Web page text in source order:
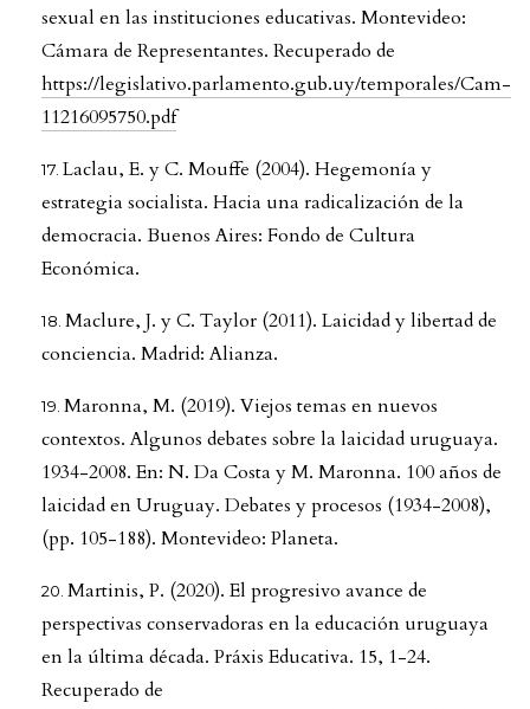
sexual en las instituciones educativas. Montevideo:
Cámara de Representantes. Recuperado de
https://legislativo.parlamento.gub.uy/temporales/Cam-
11216095750.pdf
Laclau, E. y C. Mouffe (2004). Hegemonía y
estrategia socialista. Hacia una radicalización de la
democracia. Buenos Aires: Fondo de Cultura
Económica.
Maclure, J. y C. Taylor (2011). Laicidad y libertad de
conciencia. Madrid: Alianza.
Maronna, M. (2019). Viejos temas en nuevos
contextos. Algunos debates sobre la laicidad uruguaya.
1934-2008. En: N. Da Costa y M. Maronna. 100 años de
laicidad en Uruguay. Debates y procesos (1934-2008),
(pp. 105-188). Montevideo: Planeta.
Martinis, P. (2020). El progresivo avance de
perspectivas conservadoras en la educación uruguaya
en la última década. Práxis Educativa. 15, 1-24.
Recuperado de